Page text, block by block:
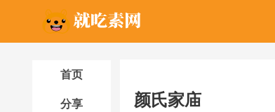
首页
分享 颜氏家庙